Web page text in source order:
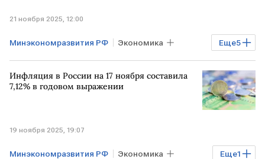
21 ноября 2025, 12:00
Еще5
Минэкономразвития РФ Экономика
РОССИЯ Бизнес ОЭЗ
Счетная палата инвестиции
Инфляция в России на 17 ноября составила
7,12% в годовом выражении
19 ноября 2025, 19:07
Еще1
Минэкономразвития РФ Экономика